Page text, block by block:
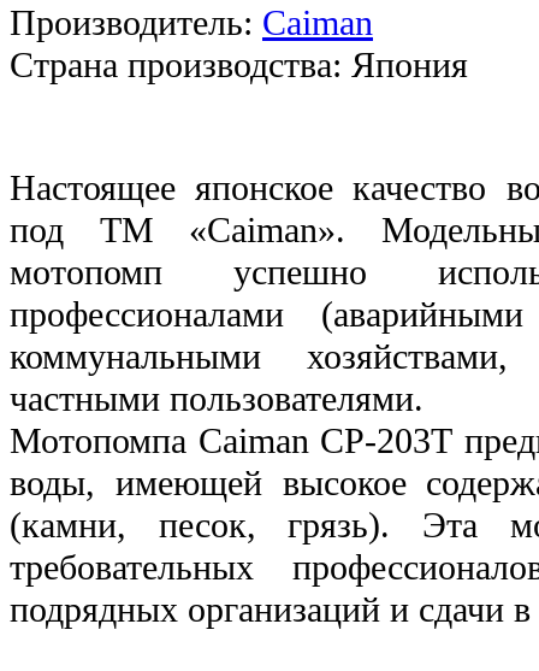
Производитель: Caiman
Страна производства: Япония
Настоящее японское качество
под ТМ «Caiman».
мотопомп успешно
профессионалами
коммунальными
частными пользователями.
Мотопомпа Caiman CP-203T
воды, имеющей высокое
(камни, песок, грязь). Эта
требовательных
подрядных организаций и сдачи